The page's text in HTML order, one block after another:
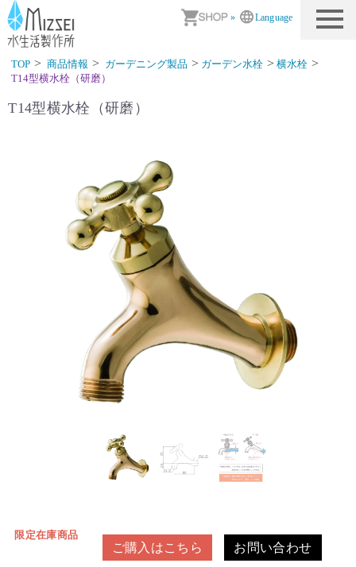
» Language
商品情報｜水生活製作所
TOP 商品情報 ガーデニング製品 ガーデン水栓
横水栓
T14型横水栓（研磨）
T14型横水栓（研磨）
限定在庫商品
ご購入はこちら お問い合わせ